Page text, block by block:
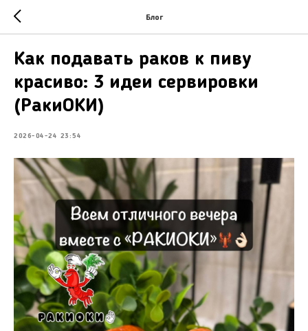
Блог
Как подавать раков к пиву
красиво: 3 идеи сервировки
(РакиОКИ)
2026-04-24 23:54